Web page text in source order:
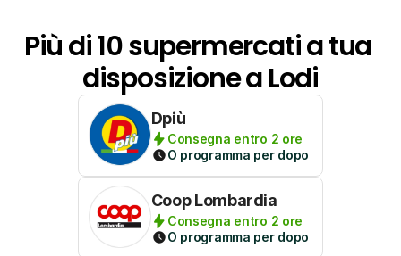
Più di 10 supermercati a tua
disposizione a Lodi
Dpiù
Consegna entro 2 ore
O programma per dopo
Coop Lombardia
Consegna entro 2 ore
O programma per dopo